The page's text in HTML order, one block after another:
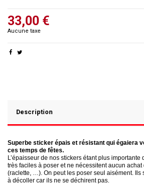
33,00 €
Aucune taxe
Description
Superbe sticker épais et résistant qui égaiera
ces temps de fêtes.
L’épaisseur de nos stickers étant plus
très faciles à poser et ne nécessitent aucun achat
(raclette, …). On peut les poser seul aisément. Ils
à décoller car ils ne se déchirent pas.